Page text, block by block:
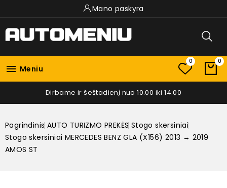
Mano paskyra
 Meniu
0 0
Dirbame ir šeštadienį nuo 10.00 iki 14.00
Pagrindinis AUTO TURIZMO PREKĖS Stogo skersiniai
Stogo skersiniai MERCEDES BENZ GLA (X156) 2013 → 2019
AMOS ST